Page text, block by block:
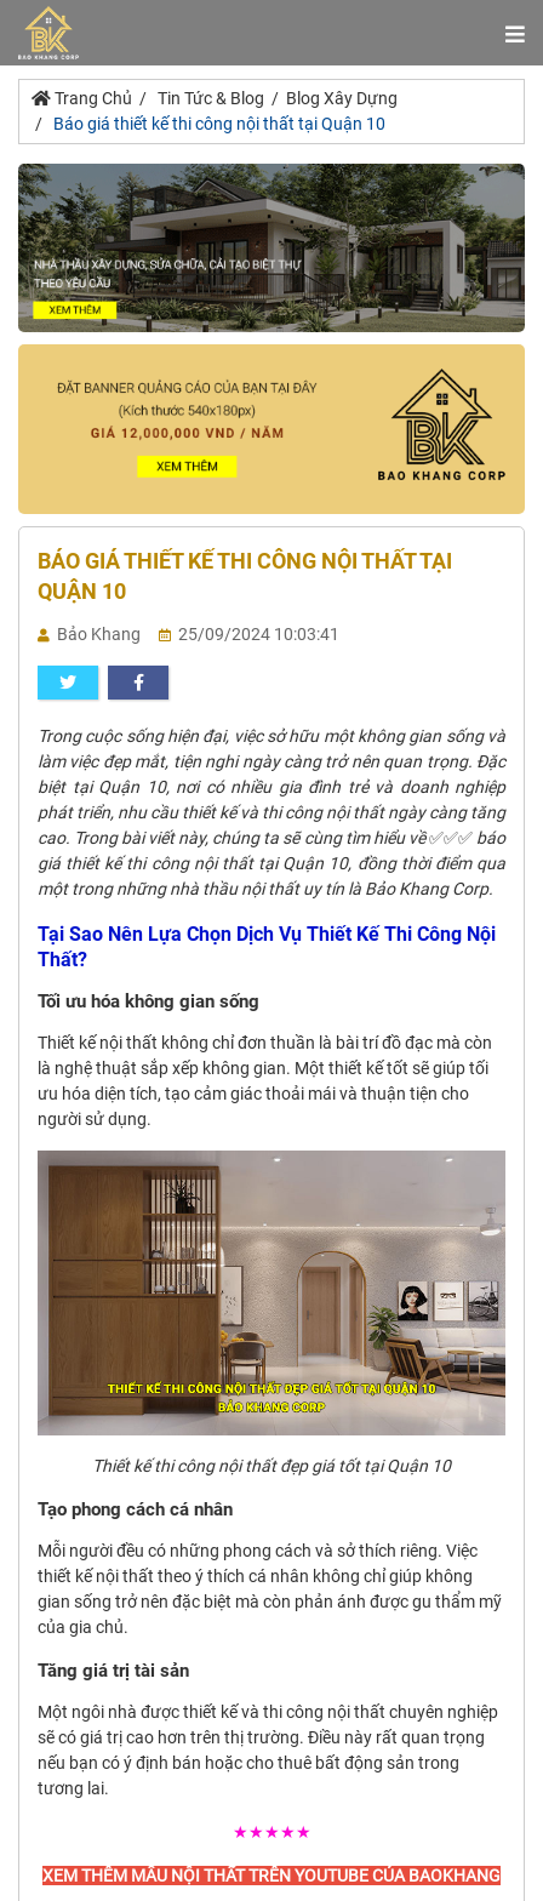
Trang Chủ Tin Tức & Blog
Blog Xây Dựng
Báo giá thiết kế thi công nội thất tại Quận 10
BÁO GIÁ THIẾT KẾ THI CÔNG NỘI THẤT TẠI
QUẬN 10
Bảo Khang 25/09/2024 10:03:41
Trong cuộc sống hiện đại, việc sở hữu một không gian sống và
làm việc đẹp mắt, tiện nghi ngày càng trở nên quan trọng. Đặc
biệt tại Quận 10, nơi có nhiều gia đình trẻ và doanh nghiệp
phát triển, nhu cầu thiết kế và thi công nội thất ngày càng tăng
cao. Trong bài viết này, chúng ta sẽ cùng tìm hiểu về✅✅✅ báo
giá thiết kế thi công nội thất tại Quận 10, đồng thời điểm qua
một trong những nhà thầu nội thất uy tín là Bảo Khang Corp.
Tại Sao Nên Lựa Chọn Dịch Vụ Thiết Kế Thi Công Nội
Thất?
Tối ưu hóa không gian sống
Thiết kế nội thất không chỉ đơn thuần là bài trí đồ đạc mà còn
là nghệ thuật sắp xếp không gian. Một thiết kế tốt sẽ giúp tối
ưu hóa diện tích, tạo cảm giác thoải mái và thuận tiện cho
người sử dụng.
Thiết kế thi công nội thất đẹp giá tốt tại Quận 10
Tạo phong cách cá nhân
Mỗi người đều có những phong cách và sở thích riêng. Việc
thiết kế nội thất theo ý thích cá nhân không chỉ giúp không
gian sống trở nên đặc biệt mà còn phản ánh được gu thẩm mỹ
của gia chủ.
Tăng giá trị tài sản
Một ngôi nhà được thiết kế và thi công nội thất chuyên nghiệp
sẽ có giá trị cao hơn trên thị trường. Điều này rất quan trọng
nếu bạn có ý định bán hoặc cho thuê bất động sản trong
tương lai.
★★★★★
XEM THÊM MẪU NỘI THẤT TRÊN YOUTUBE CỦA BAOKHANG